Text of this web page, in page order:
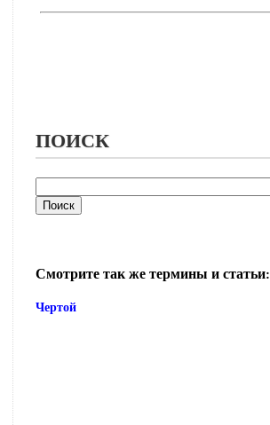
ПОИСК
Смотрите так же термины и статьи:
Чертой